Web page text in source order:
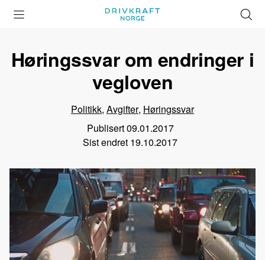
Høringssvar om endringer i
vegloven
Politikk, Avgifter, Høringssvar
Publisert09.01.2017
Sist endret 19.10.2017